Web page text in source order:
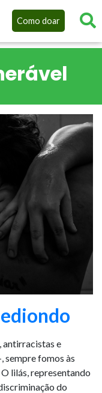
Como doar
antirracistas e
sempre fomos às
lilás, representando
do